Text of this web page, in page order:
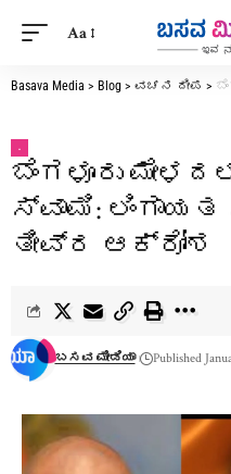
Aa
Basava Media > Blog > ವಚನ ದೀಪ >
.
ಬೆಂಗಳೂರು
ಸ್ವಾಮಿ:
ತೀವ್ರ ಆಕ್ರೋಶ
ಬಸವ ಮೀಡಿಯಾ Published